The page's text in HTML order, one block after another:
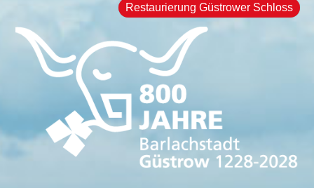
Restaurierung Güstrower Schloss